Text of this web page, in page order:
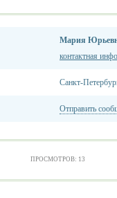
Мария
контактная
Санкт-
Отправить
ПРОСМОТРОВ: 13